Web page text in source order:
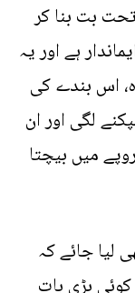
بت بنا کر
ہے اور یہ
اس بندے کی
لگی اور ان
میں بیچتا
لیا جائے کہ